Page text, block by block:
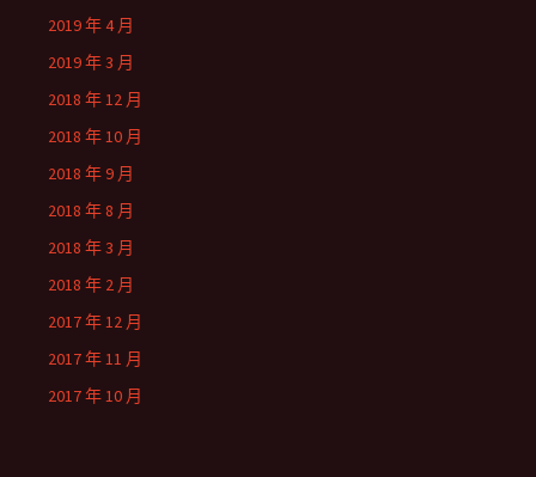
2019 年 4 月
2019 年 3 月
2018 年 12 月
2018 年 10 月
2018 年 9 月
2018 年 8 月
2018 年 3 月
2018 年 2 月
2017 年 12 月
2017 年 11 月
2017 年 10 月